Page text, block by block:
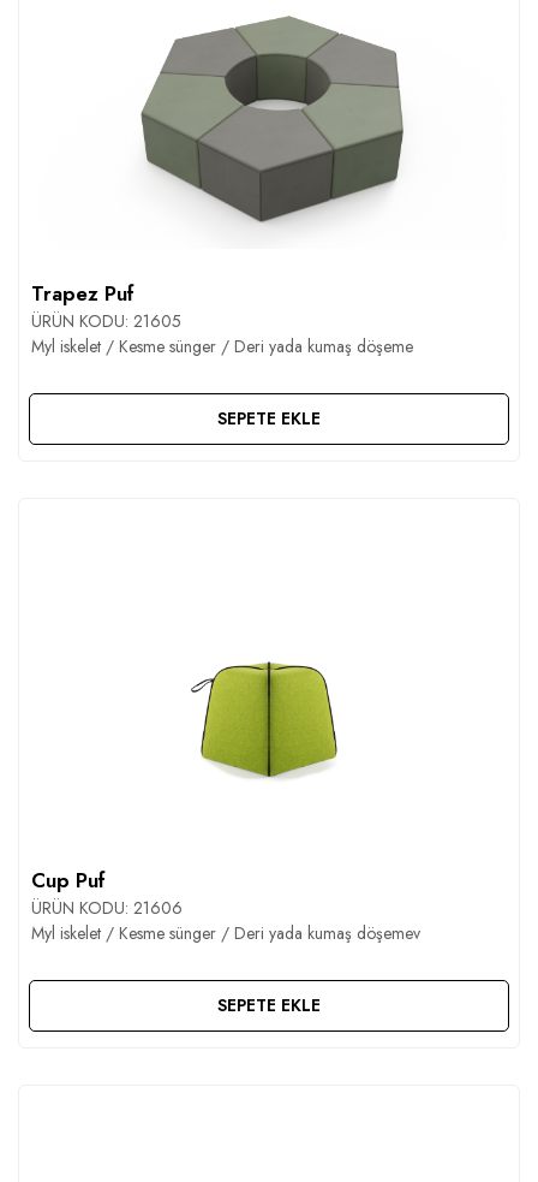
Trapez Puf
ÜRÜN KODU: 21605
Myl iskelet / Kesme sünger / Deri yada kumaş döşeme
SEPETE EKLE
Cup Puf
ÜRÜN KODU: 21606
Myl iskelet / Kesme sünger / Deri yada kumaş döşemev
SEPETE EKLE